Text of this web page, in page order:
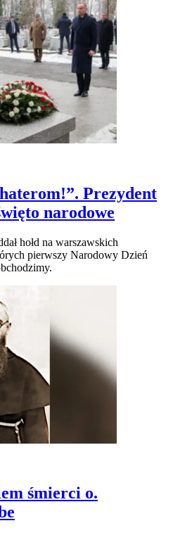
Prezydent
narodowe
hołd na warszawskich
pierwszy Narodowy Dzień
śmierci o.